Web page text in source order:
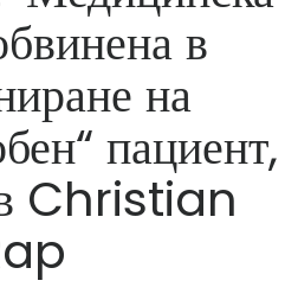
в
на
пациент,
в Christian